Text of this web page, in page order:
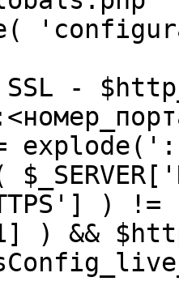
-
explode(':',
) &&